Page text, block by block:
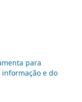
para
e do